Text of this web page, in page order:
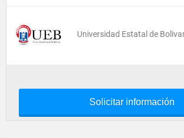
Universidad Estatal de
Solicitar información